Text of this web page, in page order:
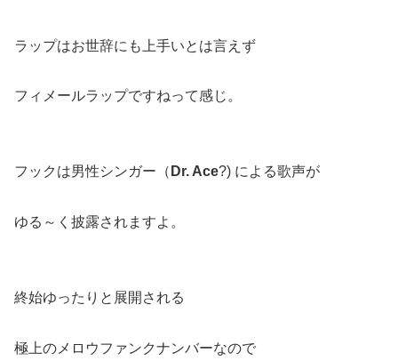
ラップはお世辞にも上手いとは言えず
フィメールラップですねって感じ。
フックは男性シンガー（ Dr. Ace?) による歌声が
ゆる～く披露されますよ。
終始ゆったりと展開される
極上のメロウファンクナンバーなので